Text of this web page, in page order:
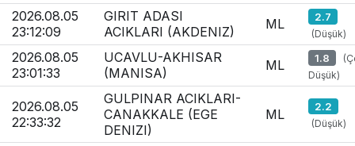
2026.08.05
23:12:09
GIRIT ADASI
ACIKLARI (AKDENIZ)
ML 2.7
(Düşük)
2026.08.05
23:01:33
UCAVLU-AKHISAR
(MANISA)
ML 1.8
Düşük)
2026.08.05
22:33:32
GULPINAR ACIKLARI-
CANAKKALE (EGE
DENIZI)
ML 2.2
(Düşük)